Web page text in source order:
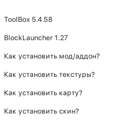
ToolBox 5.4.58
BlockLauncher 1.27
Как установить мод/аддон?
Как установить текстуры?
Как установить карту?
Как установить скин?